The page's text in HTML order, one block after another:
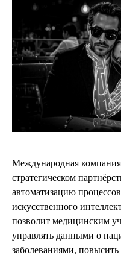
Международная компания
стратегическом
автоматизацию
искусственного
позволит медицинским
управлять данными о
заболеваниями, повысить